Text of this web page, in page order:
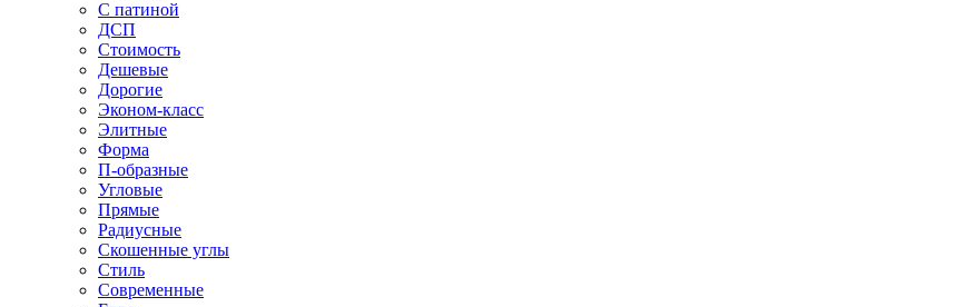
С патиной
ДСП
Стоимость
Дешевые
Дорогие
Эконом-класс
Элитные
Форма
П-образные
Угловые
Прямые
Радиусные
Скошенные углы
Стиль
Современные